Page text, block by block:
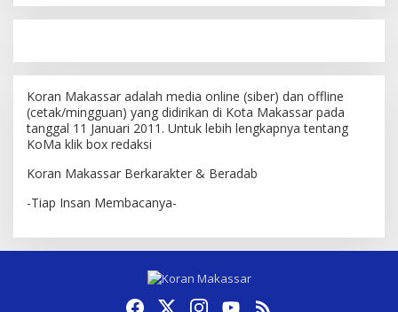
Koran Makassar adalah media online (siber) dan offline
(cetak/mingguan) yang didirikan di Kota Makassar pada
tanggal 11 Januari 2011. Untuk lebih lengkapnya tentang
KoMa klik box redaksi
Koran Makassar Berkarakter & Beradab
-Tiap Insan Membacanya-